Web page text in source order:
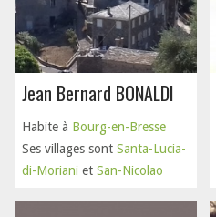
Jean Bernard BONALDI
Habite à Bourg-en-Bresse
Ses villages sont Santa-Lucia-
di-Moriani et San-Nicolao